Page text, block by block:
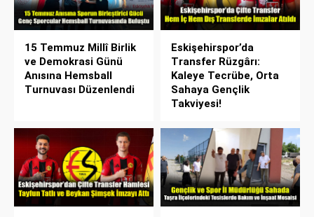
15 Temmuz Millî Birlik
ve Demokrasi Günü
Anısına Hemsball
Turnuvası Düzenlendi
Eskişehirspor’da
Transfer Rüzgârı:
Kaleye Tecrübe, Orta
Sahaya Gençlik
Takviyesi!